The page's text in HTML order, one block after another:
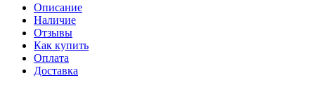
Описание
Наличие
Отзывы
Как купить
Оплата
Доставка